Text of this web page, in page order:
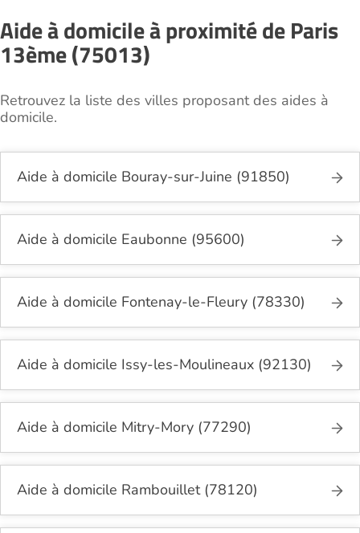
Aide à domicile à proximité de Paris
13ème (75013)
Retrouvez la liste des villes proposant des aides à
domicile.
Aide à domicile Bouray-sur-Juine (91850)
Aide à domicile Eaubonne (95600)
Aide à domicile Fontenay-le-Fleury (78330)
Aide à domicile Issy-les-Moulineaux (92130)
Aide à domicile Mitry-Mory (77290)
Aide à domicile Rambouillet (78120)